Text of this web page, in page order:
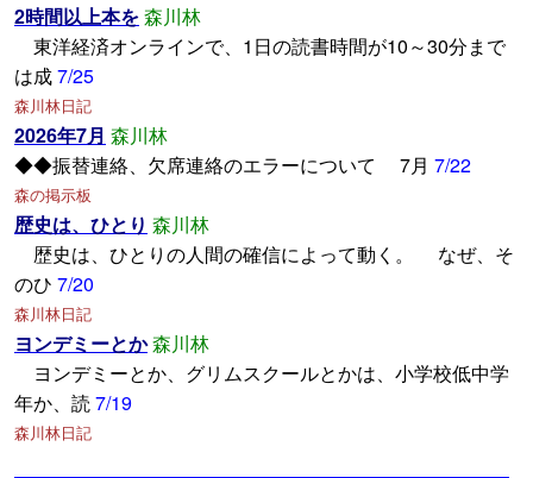
2時間以上本を森川林
東洋経済オンラインで、1日の読書時間が10～30分まで
は成7/25
森川林日記
2026年7月 森川林
◆◆振替連絡、欠席連絡のエラーについて 7月 7/22
森の掲示板
歴史は、ひとり 森川林
歴史は、ひとりの人間の確信によって動く。 なぜ、そ
のひ 7/20
森川林日記
ヨンデミーとか森川林
ヨンデミーとか、グリムスクールとかは、小学校低中学
年か、読 7/19
森川林日記